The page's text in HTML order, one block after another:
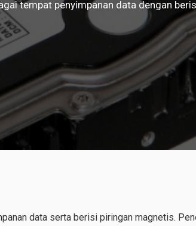
tempat penyimpanan data dengan
data serta berisi piringan magnetis.